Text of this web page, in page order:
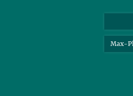
Max-